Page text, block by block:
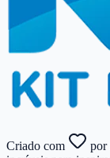
Criado com
por